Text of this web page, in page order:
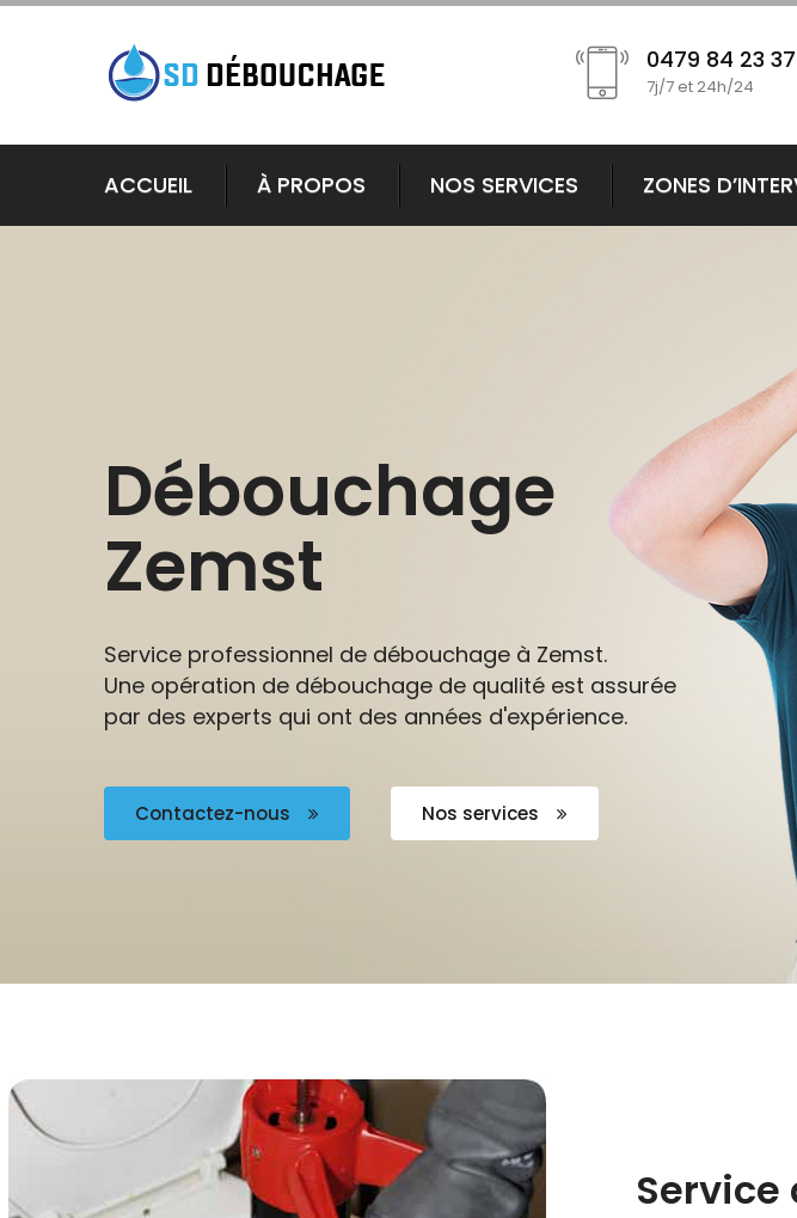
0479 84 23 37
7j/7 et 24h/24
ACCUEIL À PROPOS NOS SERVICES ZONES
Débouchage
Zemst
Service professionnel de débouchage à Zemst.
Une opération de débouchage de qualité est assurée
par des experts qui ont des années d'expérience.
Contactez-nous Nos services
Service